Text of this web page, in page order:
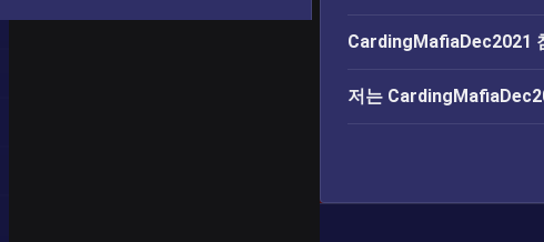
CardingMafiaDec2021
저는